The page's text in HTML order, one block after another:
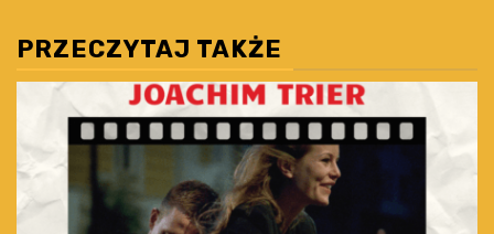
PRZECZYTAJ TAKŻE